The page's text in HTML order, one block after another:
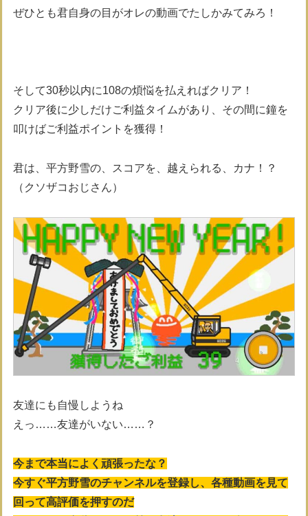
ぜひとも君自身の目がオレの動画でたしかみてみろ！
そして30秒以内に108の煩悩を払えればクリア！
クリア後に少しだけご利益タイムがあり、その間に鐘を
叩けばご利益ポイントを獲得！
君は、平方野雪の、スコアを、越えられる、カナ！？
（クソザコおじさん）
友達にも自慢しようね
えっ……友達がいない……？
今まで本当によく頑張ったな？
今すぐ平方野雪のチャンネルを登録し、各種動画を見て
回って高評価を押すのだ